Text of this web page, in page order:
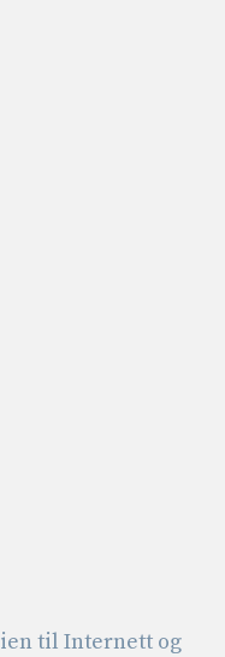
til Internett og